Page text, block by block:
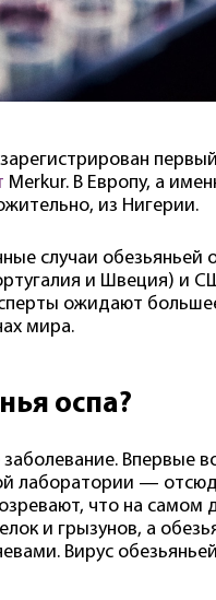
Merkur. В Европу, а
из Нигерии.
случаи
и Швеция) и
ожидают
мира.
оспа?
Впервые
лаборатории —
что на самом
и грызунов, а
Вирус